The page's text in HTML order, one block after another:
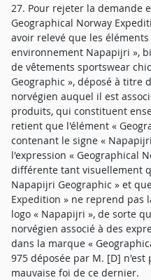
27. Pour rejeter la demande
Geographical Norway
avoir relevé que les
environnement Napapijri »,
de vêtements sportswear
Geographic », déposé à titre
norvégien auquel il est
produits, qui constituent
retient que l'élément «
contenant le signe «
l'expression « Geographical
différente tant visuellement
Napapijri Geographic » et
Expedition » ne reprend
logo « Napapijri », de sorte
norvégien associé à des
dans la marque «
975 déposée par M. [D]
mauvaise foi de ce dernier.